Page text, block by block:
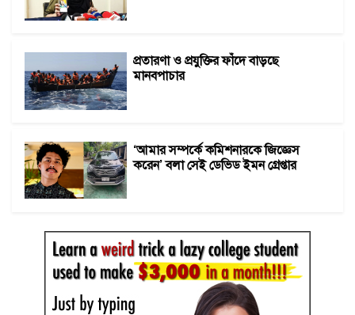
প্রতারণা ও প্রযুক্তির ফাঁদে বাড়ছে
মানবপাচার
‘আমার সম্পর্কে কমিশনারকে জিজ্ঞেস
করেন’ বলা সেই ডেভিড ইমন গ্রেপ্তার